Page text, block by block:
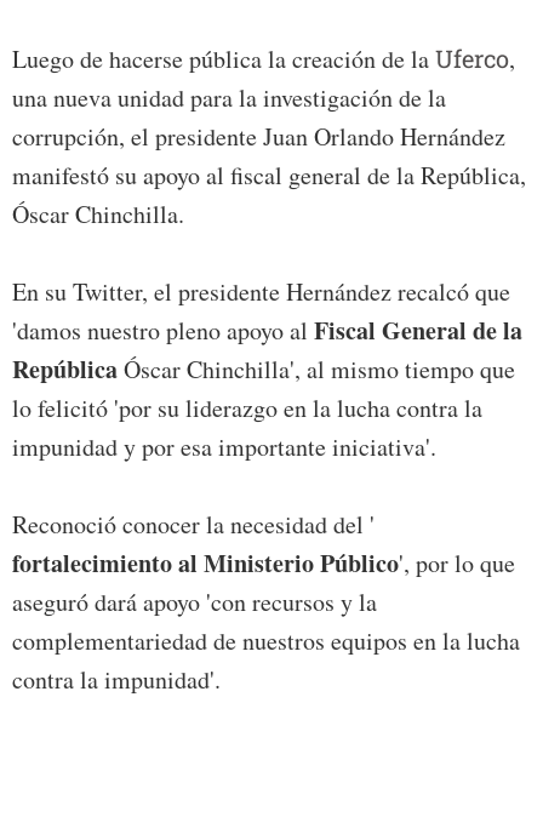
Luego de hacerse pública la creación de laUferco,
una nueva unidad para la investigación de la
corrupción, el presidente Juan Orlando Hernández
manifestó su apoyo al fiscal general de la República,
Óscar Chinchilla.
En su Twitter, el presidente Hernández recalcó que
'damos nuestro pleno apoyo al Fiscal General de la
RepúblicaÓscar Chinchilla', al mismo tiempo que
lo felicitó 'por su liderazgo en la lucha contra la
impunidad y por esa importante iniciativa'.
Reconoció conocer la necesidad del '
fortalecimiento al Ministerio Público', por lo que
aseguró dará apoyo 'con recursos y la
complementariedad de nuestros equipos en la lucha
contra la impunidad'.